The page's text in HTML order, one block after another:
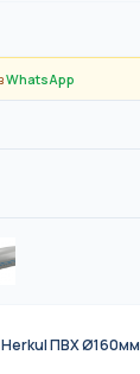
WhatsApp
Herkul ПВХ Ø160мм